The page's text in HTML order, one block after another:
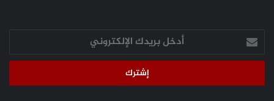
أدخل
بريدك
الإلكتروني